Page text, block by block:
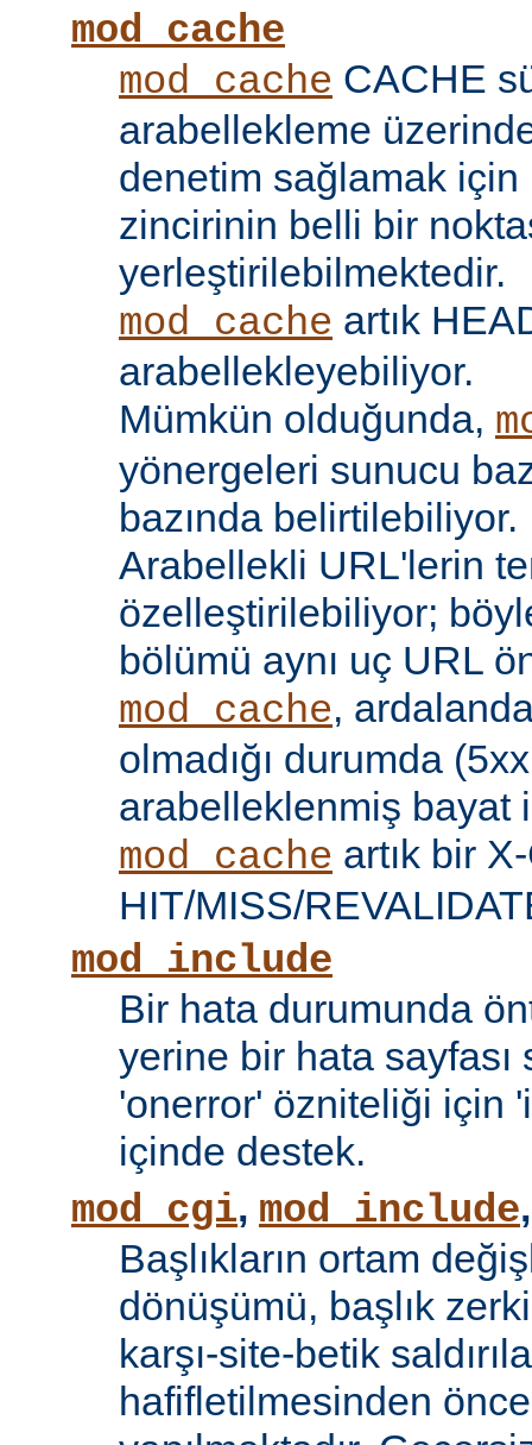
mod_cache
mod_cache CACHE
arabellekleme
denetim sağlamak
zincirinin belli bir
yerleştirilebilmektedir.
mod_cache artık
arabellekleyebiliyor.
Mümkün olduğunda,
yönergeleri sunucu
bazında belirtilebiliyor.
Arabellekli URL'lerin
özelleştirilebiliyor;
bölümü aynı uç URL
mod_cache,
olmadığı durumda
arabelleklenmiş bayat
mod_cache artık bir
HIT/MISS/
mod_include
Bir hata durumunda
yerine bir hata sayfası
'onerror' özniteliği için
içinde destek.
mod_cgi, mod_include
Başlıkların ortam
dönüşümü, başlık
karşı-site-betik
hafifletilmesinden